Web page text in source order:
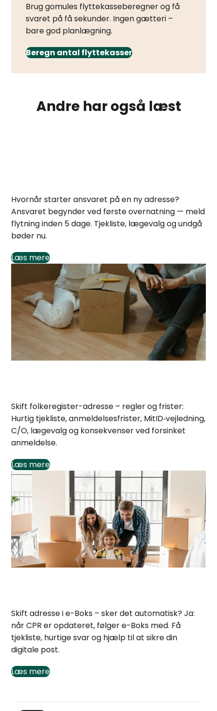
Brug gomules flyttekasseberegner og få
svaret på få sekunder. Ingen gætteri –
bare god planlægning.
Beregn antal flyttekasser
Andre har også læst
Hvornår starter ansvaret på en ny adresse?
Ansvaret begynder ved første overnatning — meld
flytning inden 5 dage. Tjekliste, lægevalg og undgå
bøder nu.
Læs mere
Skift folkeregister-adresse – regler og frister:
Hurtig tjekliste, anmeldelsesfrister, MitID‑vejledning,
C/O, lægevalg og konsekvenser ved forsinket
anmeldelse.
Læs mere
Skift adresse i e-Boks – sker det automatisk? Ja:
når CPR er opdateret, følger e-Boks med. Få
tjekliste, hurtige svar og hjælp til at sikre din
digitale post.
Læs mere